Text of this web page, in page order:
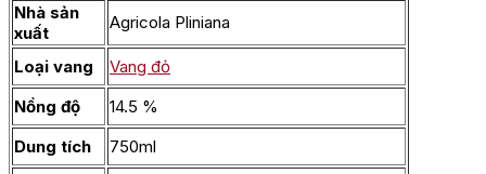
Nhà sản
xuất
Agricola Pliniana
Loại vang
Vang đỏ
Nồng độ
14.5 %
Dung tích
750ml